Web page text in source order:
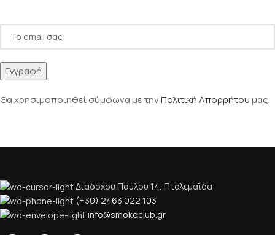
Θα χρησιμοποιηθεί σύμφωνα με τηνΠολιτική Απορρήτουμας.
Διαδόχου Παύλου 14, Πτολεμαΐδα
(+30) 2463 022 103
info@smokeclub.gr